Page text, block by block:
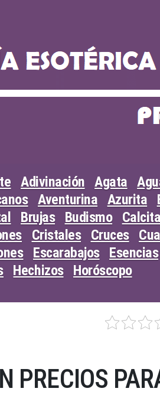
Adivinación Agata
Aventurina Azurita
Brujas Budismo Calcita
Cristales Cruces
Escarabajos Esencias
Hechizos Horóscopo
PRECIOS